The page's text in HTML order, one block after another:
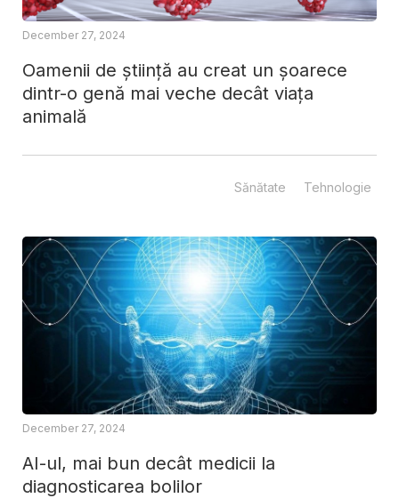
Oamenii de știință au creat un șoarece
dintr-o genă mai veche decât viața
animală
December 27, 2024
Sănătate Tehnologie
AI-ul, mai bun decât medicii la
diagnosticarea bolilor
December 27, 2024